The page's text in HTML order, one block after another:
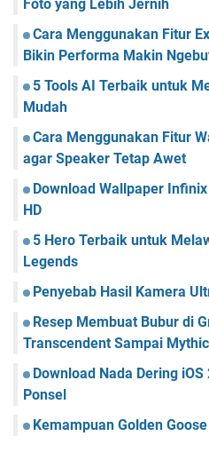
Foto yang Lebih Jernih
Cara Menggunakan Fitur
Bikin Performa Makin
5 Tools AI Terbaik untuk
Mudah
Cara Menggunakan Fitur
agar Speaker Tetap Awet
Download Wallpaper
HD
5 Hero Terbaik untuk
Legends
Penyebab Hasil Kamera
Resep Membuat Bubur di
Transcendent Sampai
Download Nada Dering
Ponsel
Kemampuan Golden